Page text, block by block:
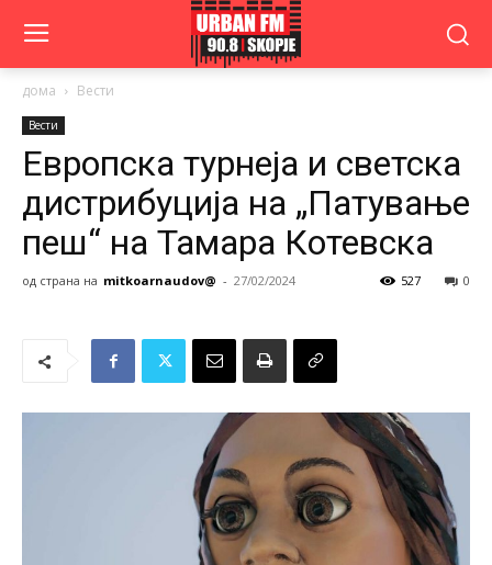
дома Вести
Вести
Европска турнеја и светска
дистрибуција на „Патување
пеш“ на Тамара Котевска
од страна на mitkoarnaudov@ - 27/02/2024 0
527